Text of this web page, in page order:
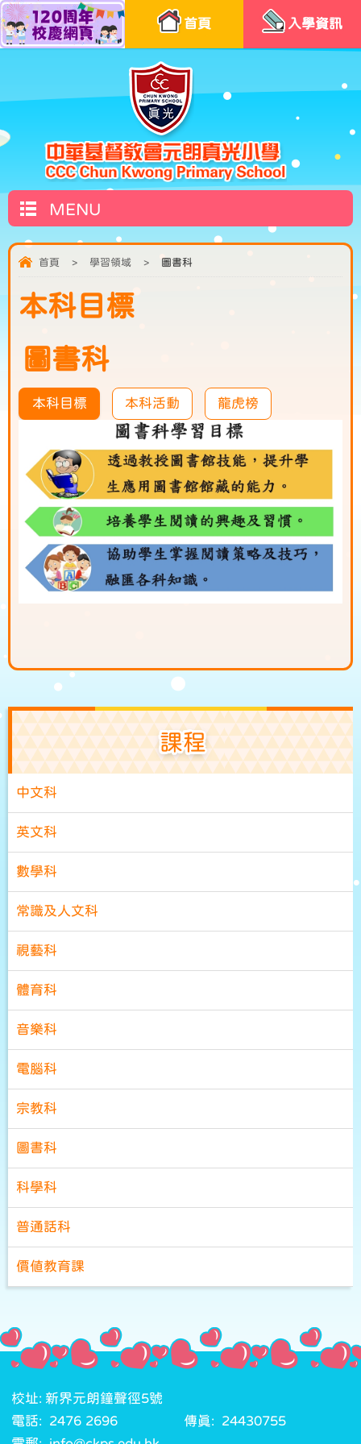
首頁 入學資訊
MENU
首頁 > 學習領域 > 圖書科
本科目標
圖書科
本科目標 本科活動 龍虎榜
課程
中文科
英文科
數學科
常識及人文科
視藝科
體育科
音樂科
電腦科
宗教科
圖書科
科學科
普通話科
價值教育課
校址: 新界元朗鐘聲徑5號
電話: 2476 2696
傳真: 24430755